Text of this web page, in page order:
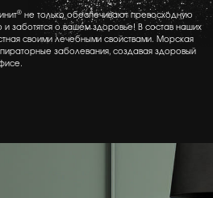
®не только обеспечивают превосходную
и заботятся о вашем здоровье! В состав наших
своими лечебными свойствами. Морская
заболевания, создавая здоровый